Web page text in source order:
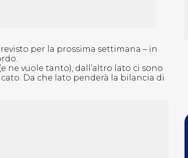
per la prossima settimana – in
ne vuole tanto), dall’altro lato ci sono
Da che lato penderà la bilancia di